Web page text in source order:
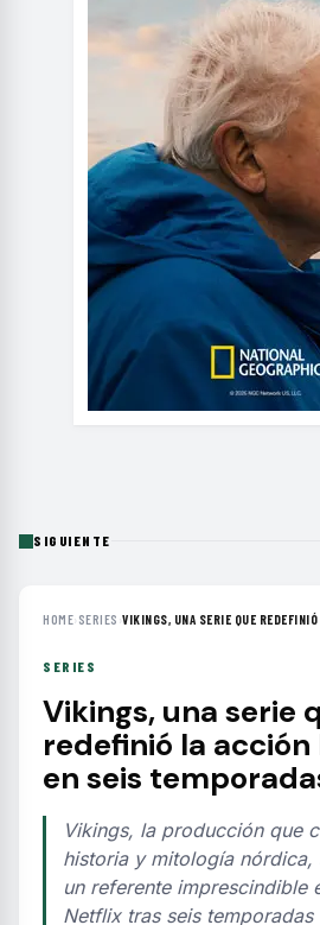
SIGUIENTE
HOME› SERIES ›VIKINGS, UNA SERIE QUE
SERIES
Vikings, una serie
redefinió la
en seis
Vikings, la producción que
historia y mitología nórdica,
un referente imprescindible
Netflix tras seis